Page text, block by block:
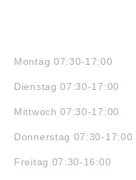
Montag 07:30-17:00
Dienstag 07:30-17:00
Mittwoch 07:30-17:00
Donnerstag 07:30-17:00
Freitag 07:30-16:00